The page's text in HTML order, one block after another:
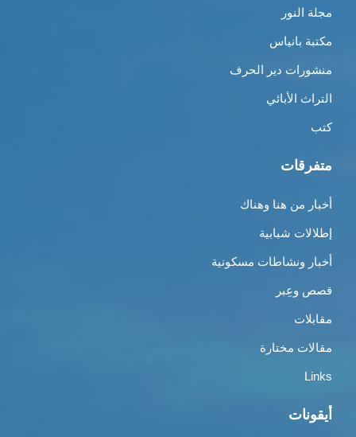
مجلة النور
مكتبة بانياس
منشورات دير الحرف
التراث الأبائي
كتب
متفرقات
أخبار من هنا وهناك
إطلالات شبابية
أخبار ونشاطات مسكونية
قصص وعِبر
مقابلات
مقالات مختارة
Links
أيقونات